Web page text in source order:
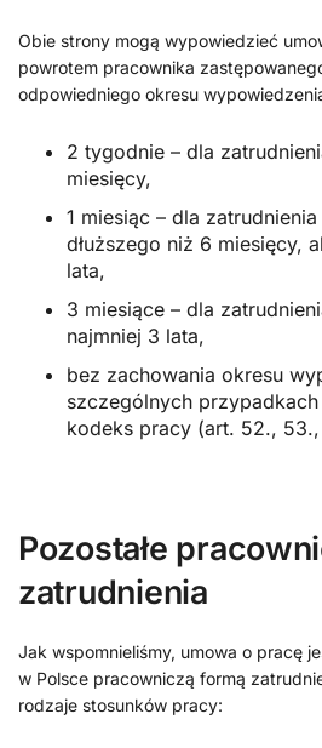
Obie strony mogą wypowiedzieć
powrotem pracownika
odpowiedniego okresu
2 tygodnie – dla
miesięcy,
1 miesiąc – dla
dłuższego niż 6 miesięcy,
lata,
3 miesiące – dla
najmniej 3 lata,
bez zachowania okresu
szczególnych
kodeks pracy (art. 52.,
Pozostałe
zatrudnienia
Jak wspomnieliśmy, umowa o pracę
w Polsce pracowniczą formą
rodzaje stosunków pracy: